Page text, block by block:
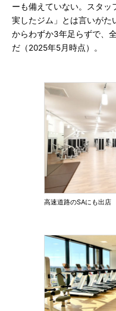
ーも備えていない。スタッ
実したジム」とは言いがた
からわずか3年足らずで、
だ（2025年5月時点）。
高速道路のSAにも出店